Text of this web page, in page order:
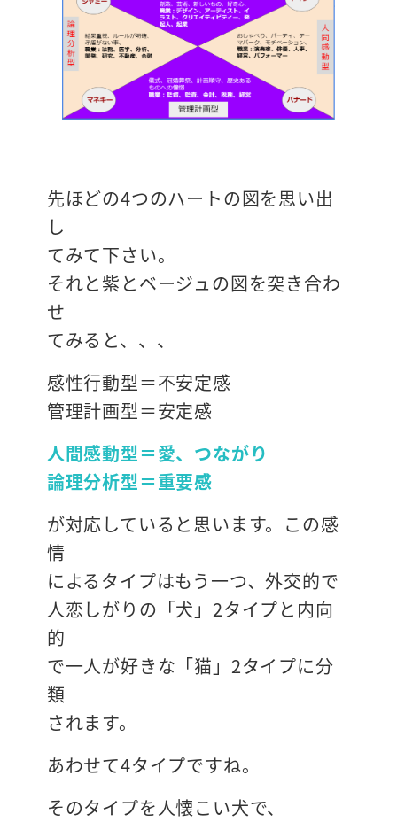
先ほどの4つのハートの図を思い出
し
てみて下さい。
それと紫とベージュの図を突き合わ
せ
てみると、、、
感性行動型＝不安定感
管理計画型＝安定感
人間感動型＝愛、つながり
論理分析型＝重要感
が対応していると思います。この感
情
によるタイプはもう一つ、外交的で
人恋しがりの「犬」2タイプと内向
的
で一人が好きな「猫」2タイプに分
類
されます。
あわせて4タイプですね。
そのタイプを人懐こい犬で、